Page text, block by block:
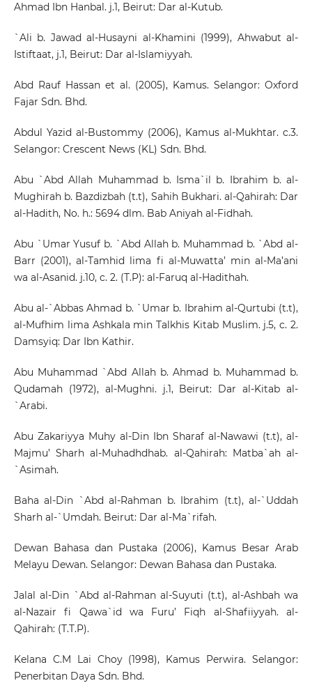
Ahmad Ibn Hanbal. j.1, Beirut: Dar al-Kutub.
`Ali b. Jawad al-Husayni al-Khamini (1999), Ahwabut al-
Istiftaat, j.1, Beirut: Dar al-Islamiyyah.
Abd Rauf Hassan et al. (2005), Kamus. Selangor: Oxford
Fajar Sdn. Bhd.
Abdul Yazid al-Bustommy (2006), Kamus al-Mukhtar. c.3.
Selangor: Crescent News (KL) Sdn. Bhd.
Abu `Abd Allah Muhammad b. Isma`il b. Ibrahim b. al-
Mughirah b. Bazdizbah (t.t), Sahih Bukhari. al-Qahirah: Dar
al-Hadith, No. h.: 5694 dlm. Bab Aniyah al-Fidhah.
Abu `Umar Yusuf b. `Abd Allah b. Muhammad b. `Abd al-
Barr (2001), al-Tamhid lima fi al-Muwatta’ min al-Ma’ani
wa al-Asanid. j.10, c. 2. (T.P): al-Faruq al-Hadithah.
Abu al-`Abbas Ahmad b. `Umar b. Ibrahim al-Qurtubi (t.t),
al-Mufhim lima Ashkala min Talkhis Kitab Muslim. j.5, c. 2.
Damsyiq: Dar Ibn Kathir.
Abu Muhammad `Abd Allah b. Ahmad b. Muhammad b.
Qudamah (1972), al-Mughni. j.1, Beirut: Dar al-Kitab al-
`Arabi.
Abu Zakariyya Muhy al-Din Ibn Sharaf al-Nawawi (t.t), al-
Majmu’ Sharh al-Muhadhdhab. al-Qahirah: Matba`ah al-
`Asimah.
Baha al-Din `Abd al-Rahman b. Ibrahim (t.t), al-`Uddah
Sharh al-`Umdah. Beirut: Dar al-Ma`rifah.
Dewan Bahasa dan Pustaka (2006), Kamus Besar Arab
Melayu Dewan. Selangor: Dewan Bahasa dan Pustaka.
Jalal al-Din `Abd al-Rahman al-Suyuti (t.t), al-Ashbah wa
al-Nazair fi Qawa`id wa Furu’ Fiqh al-Shafiiyyah. al-
Qahirah: (T.T.P).
Kelana C.M Lai Choy (1998), Kamus Perwira. Selangor:
Penerbitan Daya Sdn. Bhd.